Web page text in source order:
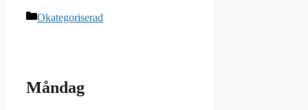
Kategorier
Okategoriserad
Måndag